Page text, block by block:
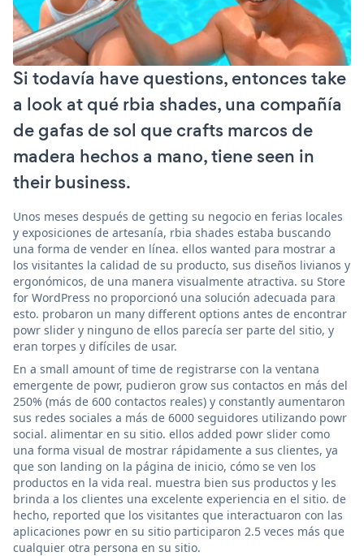
Si todavía have questions, entonces take
a look at qué rbia shades, una compañía
de gafas de sol que crafts marcos de
madera hechos a mano, tiene seen in
their business.
Unos meses después de getting su negocio en ferias locales
y exposiciones de artesanía, rbia shades estaba buscando
una forma de vender en línea. ellos wanted para mostrar a
los visitantes la calidad de su producto, sus diseños livianos y
ergonómicos, de una manera visualmente atractiva. su Store
for WordPress no proporcionó una solución adecuada para
esto. probaron un many different options antes de encontrar
powr slider y ninguno de ellos parecía ser parte del sitio, y
eran torpes y difíciles de usar.
En a small amount of time de registrarse con la ventana
emergente de powr, pudieron grow sus contactos en más del
250% (más de 600 contactos reales) y constantly aumentaron
sus redes sociales a más de 6000 seguidores utilizando powr
social. alimentar en su sitio. ellos added powr slider como
una forma visual de mostrar rápidamente a sus clientes, ya
que son landing on la página de inicio, cómo se ven los
productos en la vida real. muestra bien sus productos y les
brinda a los clientes una excelente experiencia en el sitio. de
hecho, reported que los visitantes que interactuaron con las
aplicaciones powr en su sitio participaron 2.5 veces más que
cualquier otra persona en su sitio.